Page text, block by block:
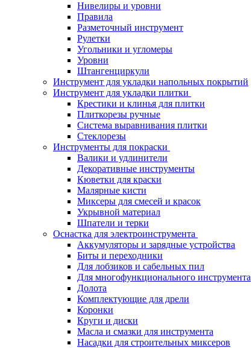
Нивелиры и уровни
Правила
Разметочный инструмент
Рулетки
Угольники и угломеры
Уровни
Штангенциркули
Инструмент для укладки напольных покрытий
Инструмент для укладки плитки
Крестики и клинья для плитки
Плиткорезы ручные
Система выравнивания плитки
Стеклорезы
Инструменты для покраски
Валики и удлинители
Декоративные инструменты
Кюветки для краски
Малярные кисти
Миксеры для смесей и красок
Укрывной материал
Шпатели и терки
Оснастка для электроинструмента
Аккумуляторы и зарядные устройства
Биты и переходники
Для лобзиков и сабельных пил
Для многофункционального инструмента
Долота
Комплектующие для дрели
Коронки
Круги и диски
Масла и смазки для инструмента
Насадки для строительных миксеров